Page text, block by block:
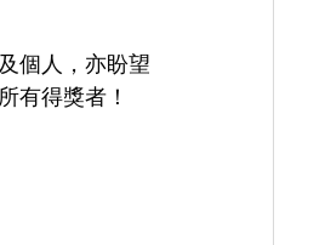
個人，亦盼望
有得獎者！